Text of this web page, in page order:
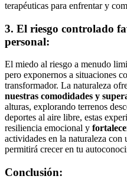
terapéuticas para enfrentar y
3. El riesgo controlado
personal:
El miedo al riesgo a menudo
pero exponernos a situaciones
transformador. La naturaleza
nuestras comodidades y
alturas, explorando terrenos
deportes al aire libre, estas
resiliencia emocional y
actividades en la naturaleza
permitirá crecer en tu
Conclusión: